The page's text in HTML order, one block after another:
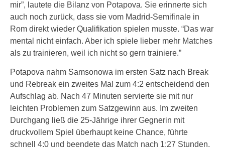
mir”, lautete die Bilanz von Potapova. Sie erinnerte sich
auch noch zurück, dass sie vom Madrid-Semifinale in
Rom direkt wieder Qualifikation spielen musste. “Das war
mental nicht einfach. Aber ich spiele lieber mehr Matches
als zu trainieren, weil ich nicht so gern trainiere.”
Potapova nahm Samsonowa im ersten Satz nach Break
und Rebreak ein zweites Mal zum 4:2 entscheidend den
Aufschlag ab. Nach 47 Minuten servierte sie mit nur
leichten Problemen zum Satzgewinn aus. Im zweiten
Durchgang ließ die 25-Jährige ihrer Gegnerin mit
druckvollem Spiel überhaupt keine Chance, führte
schnell 4:0 und beendete das Match nach 1:27 Stunden.